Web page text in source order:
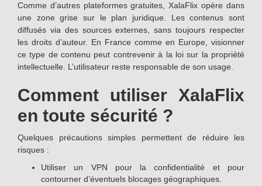
Comme d’autres plateformes gratuites, XalaFlix opère dans
une zone grise sur le plan juridique. Les contenus sont
diffusés via des sources externes, sans toujours respecter
les droits d’auteur. En France comme en Europe, visionner
ce type de contenu peut contrevenir à la loi sur la propriété
intellectuelle. L’utilisateur reste responsable de son usage.
Comment utiliser XalaFlix
en toute sécurité ?
Quelques précautions simples permettent de réduire les
risques :
Utiliser un VPN pour la confidentialité et pour
contourner d’éventuels blocages géographiques.